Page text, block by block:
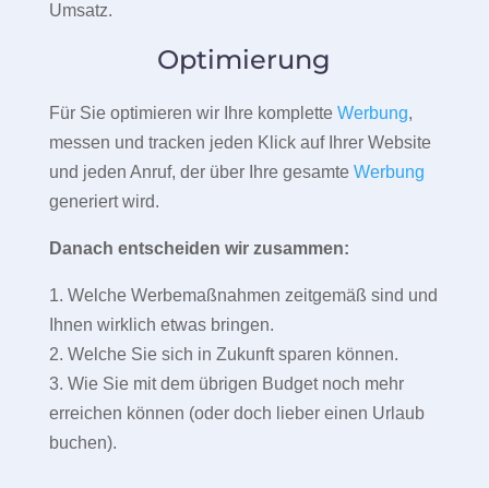
Umsatz.
Optimierung
Für Sie optimieren wir Ihre komplette Werbung,
messen und tracken jeden Klick auf Ihrer Website
und jeden Anruf, der über Ihre gesamte Werbung
generiert wird.
Danach entscheiden wir zusammen:
1. Welche Werbemaßnahmen zeitgemäß sind und
Ihnen wirklich etwas bringen.
2. Welche Sie sich in Zukunft sparen können.
3. Wie Sie mit dem übrigen Budget noch mehr
erreichen können (oder doch lieber einen Urlaub
buchen).